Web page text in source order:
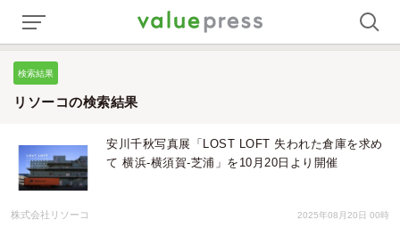
検索結果
リソーコの検索結果
安川千秋写真展「LOST LOFT 失われた倉庫を求め
て 横浜-横須賀-芝浦」を10月20日より開催
株式会社リソーコ 2025年08月20日 00時